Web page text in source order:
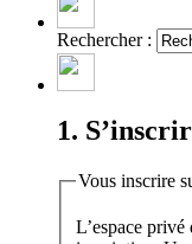
Rechercher :
1.
Vous inscrire
L’espace privé de